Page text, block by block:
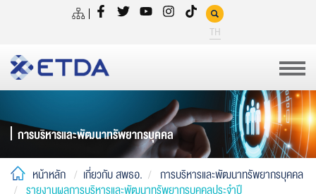
TH
การบริหารและพัฒนาทรัพยากรบุคคล
หน้าหลัก เกี่ยวกับ สพธอ.
การบริหารและพัฒนาทรัพยากรบุคคล